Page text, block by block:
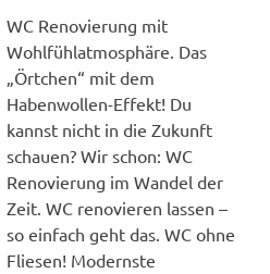
WC Renovierung mit
Wohlfühlatmosphäre. Das
„Örtchen“ mit dem
Habenwollen-Effekt! Du
kannst nicht in die Zukunft
schauen? Wir schon: WC
Renovierung im Wandel der
Zeit. WC renovieren lassen –
so einfach geht das. WC ohne
Fliesen! Modernste